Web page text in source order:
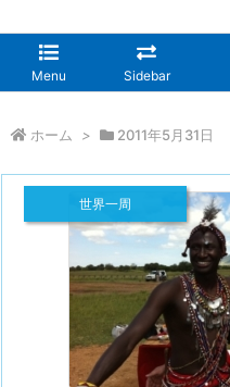
Menu Sidebar
ホーム > 2011年5月31日
世界一周